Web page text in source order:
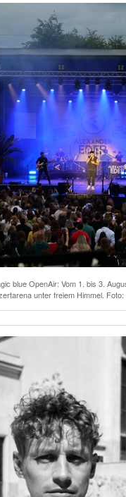
blue OpenAir: Vom 1. bis 3.
unter freiem Himmel.